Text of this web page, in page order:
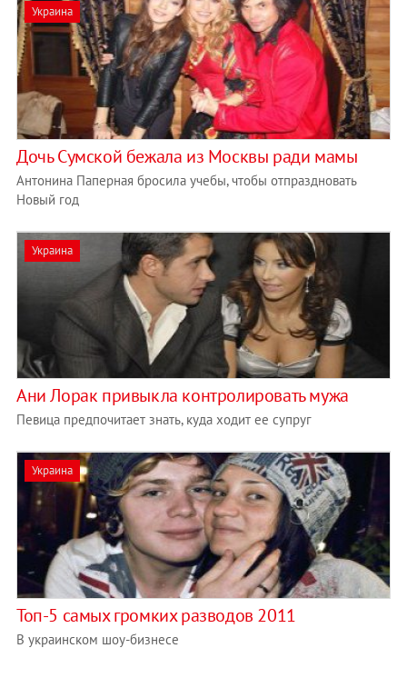
Украина
Дочь Сумской бежала из Москвы ради мамы
Антонина Паперная бросила учебы, чтобы отпраздновать
Новый год
Украина
Ани Лорак привыкла контролировать мужа
Певица предпочитает знать, куда ходит ее супруг
Украина
Топ-5 самых громких разводов 2011
В украинском шоу-бизнесе